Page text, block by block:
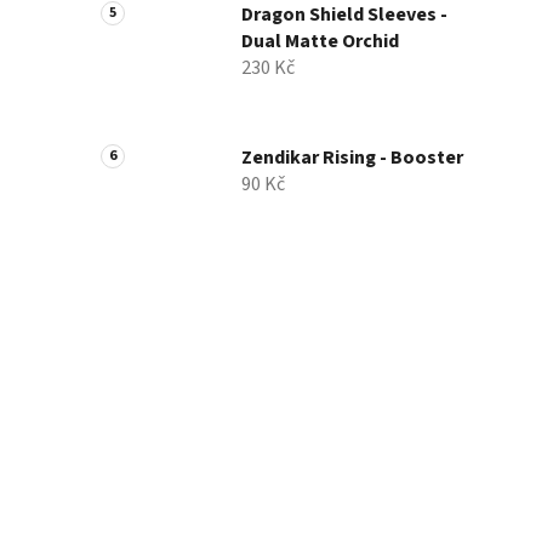
Dragon Shield Sleeves -
Dual Matte Orchid
230 Kč
Zendikar Rising - Booster
90 Kč